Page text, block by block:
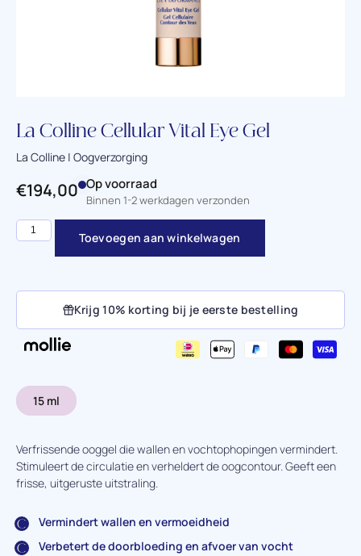
La Colline Cellular Vital Eye Gel
La Colline | Oogverzorging
15 ml
Verfrissende ooggel die wallen en vochtophopingen vermindert.
Stimuleert de circulatie en verheldert de oogcontour. Geeft een
frisse, uitgeruste uitstraling.
Vermindert wallen en vermoeidheid
Verbetert de doorbloeding en afvoer van vocht
€194,00 Op voorraad
Binnen 1-2 werkdagen verzonden
Toevoegen aan winkelwagen
Krijg 10% korting bij je eerste bestelling